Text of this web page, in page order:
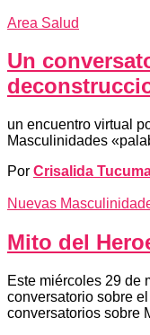
Area Salud
Un
un encuentro virtual
Masculinidades
Por Crisalida
Nuevas
Mito del
Este miércoles 29 de
conversatorio sobre
conversatorios sobre